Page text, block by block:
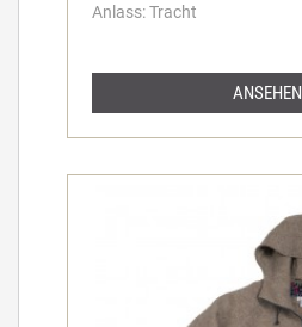
Anlass: Tracht
ANSEHEN